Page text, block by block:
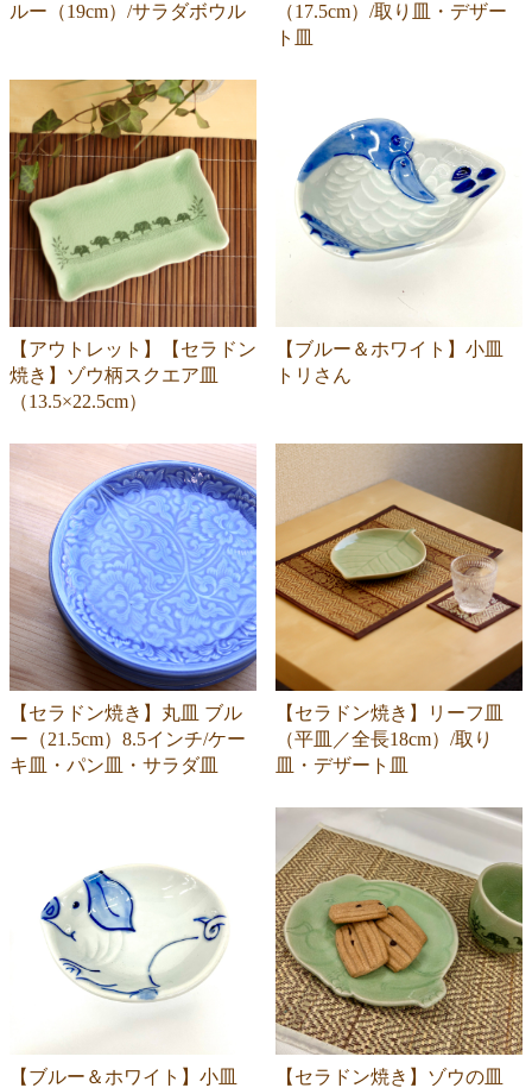
ルー（19cm）/サラダボウル
（17.5cm）/取り皿・デザー
ト皿
【アウトレット】【セラドン
焼き】ゾウ柄スクエア皿
（13.5×22.5cm）
【ブルー＆ホワイト】小皿
トリさん
【セラドン焼き】丸皿 ブル
ー（21.5cm）8.5インチ/ケー
キ皿・パン皿・サラダ皿
【セラドン焼き】リーフ皿
（平皿／全長18cm）/取り
皿・デザート皿
【ブルー＆ホワイト】小皿 【セラドン焼き】ゾウの皿